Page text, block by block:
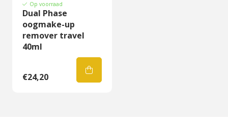
Op voorraad
Dual Phase
oogmake-up
remover travel
40ml
€24,20